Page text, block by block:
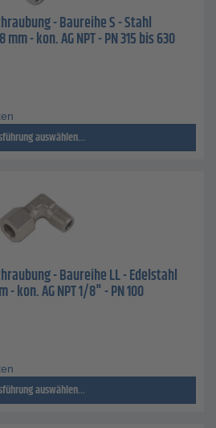
- Baureihe S - Stahl
- kon. AG NPT - PN 315 bis 630
auswählen...
- Baureihe LL - Edelstahl
- kon. AG NPT 1/8" - PN 100
auswählen...